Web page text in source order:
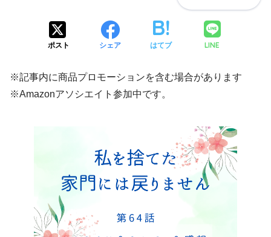
ポスト シェア はてブ LINE
※記事内に商品プロモーションを含む場合があります
※Amazonアソシエイト参加中です。